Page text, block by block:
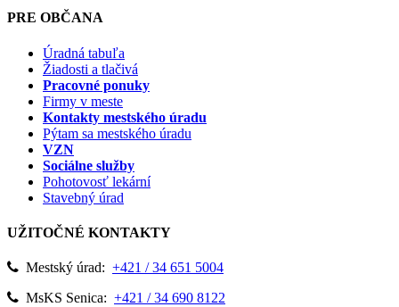
PRE OBČANA
Úradná tabuľa
Žiadosti a tlačivá
Pracovné ponuky
Firmy v meste
Kontakty mestského úradu
Pýtam sa mestského úradu
VZN
Sociálne služby
Pohotovosť lekární
Stavebný úrad
UŽITOČNÉ KONTAKTY
Mestský úrad: +421 / 34 651 5004
MsKS Senica: +421 / 34 690 8122